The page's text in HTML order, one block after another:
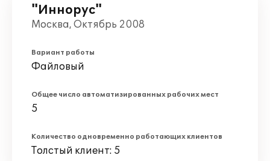
"Иннорус"
Москва, Октябрь 2008
Вариант работы
Файловый
Общее число автоматизированных рабочих мест
5
Количество одновременно работающих клиентов
Толстый клиент: 5